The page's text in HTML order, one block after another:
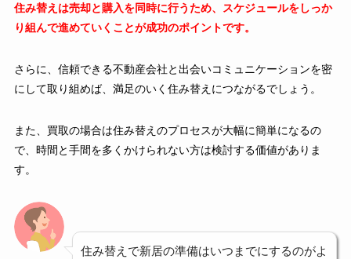
住み替えは売却と購入を同時に行うため、スケジュールをしっか
り組んで進めていくことが成功のポイントです。
さらに、信頼できる不動産会社と出会いコミュニケーションを密
にして取り組めば、満足のいく住み替えにつながるでしょう。
また、買取の場合は住み替えのプロセスが大幅に簡単になるの
で、時間と手間を多くかけられない方は検討する価値がありま
す。
住み替えで新居の準備はいつまでにするのがよ